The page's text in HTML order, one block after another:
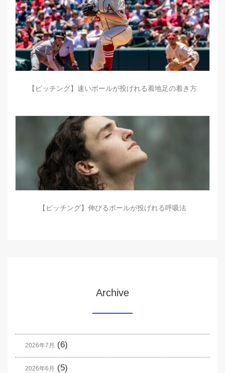
【ピッチング】速いボールが投げれる着地足の着き方
【ピッチング】伸びるボールが投げれる呼吸法
Archive
2026年7月 (6)
2026年6月 (5)